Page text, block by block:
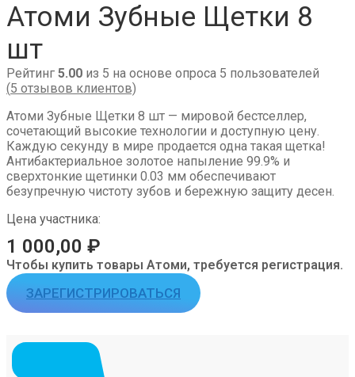
Атоми Зубные Щетки 8
шт
Рейтинг 5.00 из 5 на основе опроса 5 пользователей
(5 отзывов клиентов)
Атоми Зубные Щетки 8 шт — мировой бестселлер,
сочетающий высокие технологии и доступную цену.
Каждую секунду в мире продается одна такая щетка!
Антибактериальное золотое напыление 99.9% и
сверхтонкие щетинки 0.03 мм обеспечивают
безупречную чистоту зубов и бережную защиту десен.
Цена участника:
1 000,00 ₽
Чтобы купить товары Атоми, требуется регистрация.
ЗАРЕГИСТРИРОВАТЬСЯ